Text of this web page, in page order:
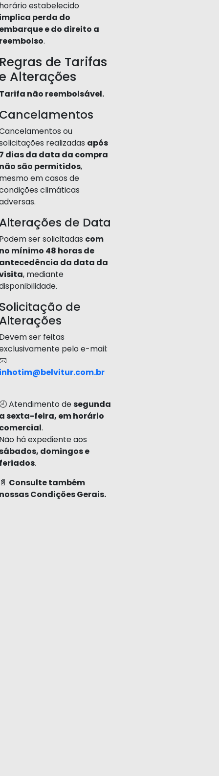
estabelecido
perda do
e do direito a
.
de Tarifas
Alterações
não reembolsável.
ou
realizadas após
dias da data da compra
são permitidos,
em casos de
climáticas
de Data
ser solicitadas com
mínimo 48 horas de
da data da
, mediante
de
ser feitas
pelo e-mail:
Atendimento desegunda
sexta-feira, em horário
.
há expediente aos
domingos e
.
Consulte também
Condições Gerais.